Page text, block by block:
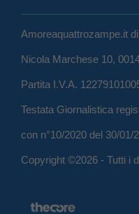
Amoreaquattrozampe.it
Nicola Marchese 10,
Partita I.V.A.
Testata Giornalistica
con n°10/2020 del 30/01/
Copyright ©2026 - Tutti i